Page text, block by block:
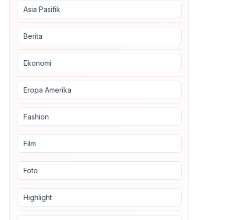
Asia Pasifik
Berita
Ekonomi
Eropa Amerika
Fashion
Film
Foto
Highlight